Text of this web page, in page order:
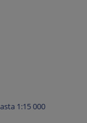
1:15 000